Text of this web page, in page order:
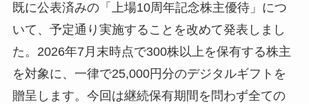
既に公表済みの「上場10周年記念株主優待」につ
いて、予定通り実施することを改めて発表しまし
た。2026年7月末時点で300株以上を保有する株主
を対象に、一律で25,000円分のデジタルギフトを
贈呈します。今回は継続保有期間を問わず全ての